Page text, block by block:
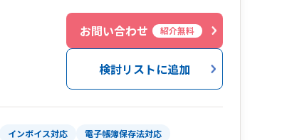
フの強みを活かしお客様ごとに合ったサ
のみでなく、資料整理や給与計算、仕入
気軽にご相談ください。
し、お客様に寄り添った効率化を提案い
くの価値を創造するお手伝いをいたしま
お問い合わせ 紹介無料
検討リストに追加
インボイス対応
電子帳簿保存法対応